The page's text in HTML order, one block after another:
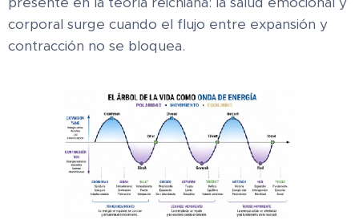
corporal surge cuando el flujo entre expansión y
contracción no se bloquea.